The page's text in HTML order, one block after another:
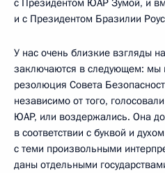
с Президентом ЮАР Зумой, и
и с Президентом Бразилии
У нас очень близкие взгляды
заключаются в следующем: мы
резолюция Совета
независимо от того,
ЮАР, или воздержались. Она
в соответствии с буквой и
с теми произвольными
даны отдельными